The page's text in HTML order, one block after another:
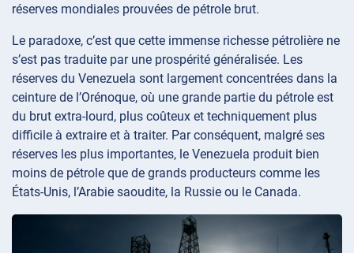
réserves mondiales prouvées de pétrole brut.
Le paradoxe, c’est que cette immense richesse pétrolière ne
s’est pas traduite par une prospérité généralisée. Les
réserves du Venezuela sont largement concentrées dans la
ceinture de l’Orénoque, où une grande partie du pétrole est
du brut extra-lourd, plus coûteux et techniquement plus
difficile à extraire et à traiter. Par conséquent, malgré ses
réserves les plus importantes, le Venezuela produit bien
moins de pétrole que de grands producteurs comme les
États-Unis, l’Arabie saoudite, la Russie ou le Canada.